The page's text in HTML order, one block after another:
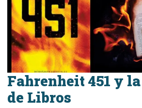
Fahrenheit 451 y
de Libros